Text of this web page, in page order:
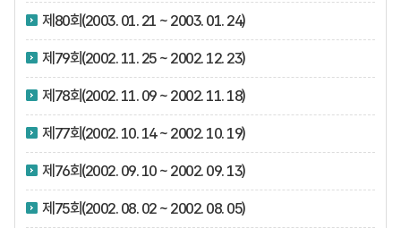
제80회(2003. 01. 21 ~ 2003. 01. 24)
제79회(2002. 11. 25 ~ 2002. 12. 23)
제78회(2002. 11. 09 ~ 2002. 11. 18)
제77회(2002. 10. 14 ~ 2002. 10. 19)
제76회(2002. 09. 10 ~ 2002. 09. 13)
제75회(2002. 08. 02 ~ 2002. 08. 05)